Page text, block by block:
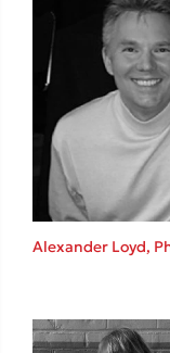
Παύλος Καστανάς
El Sombrero
Στέφανος Ξενάκης
Sebastian Fitzek
Freida McFadden
Κατρίνα Τσάνταλη
Lucinda Riley
Benzamin Bécue
Teo Benedetti
Alexander Loyd,